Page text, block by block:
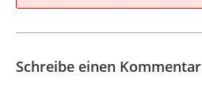
Schreibe einen Kommentar